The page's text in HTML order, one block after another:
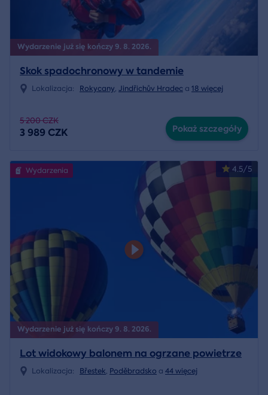
Wydarzenie już się kończy 9. 8. 2026.
Skok spadochronowy w tandemie
Lokalizacja: Rokycany, Jindřichův Hradec a 18 więcej
5 200 CZK
3 989 CZK Pokaż szczegóły
Wydarzenie już się kończy 9. 8. 2026.
4.5/5
Wydarzenia
Lot widokowy balonem na ogrzane powietrze
Lokalizacja: Břestek, Poděbradsko a 44 więcej